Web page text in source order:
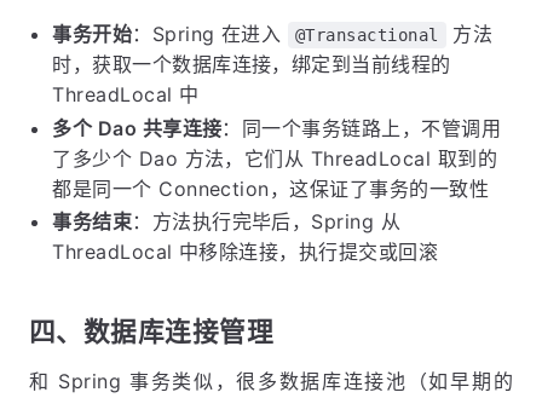
事务开始：Spring 在进入 @Transactional
方法
时，获取一个数据库连接，绑定到当前线程的
ThreadLocal 中
多个 Dao 共享连接：同一个事务链路上，不管调用
了多少个 Dao 方法，它们从 ThreadLocal 取到的
都是同一个 Connection，这保证了事务的一致性
事务结束：方法执行完毕后，Spring 从
ThreadLocal 中移除连接，执行提交或回滚
四、数据库连接管理
和 Spring 事务类似，很多数据库连接池（如早期的